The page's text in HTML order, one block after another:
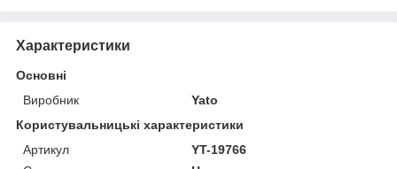
Характеристики
Основні
Виробник
Yato
Користувальницькі характеристики
Артикул
YT-19766